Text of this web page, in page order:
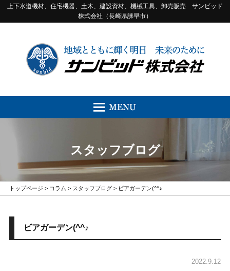
上下水道機材、住宅機器、土木、建設資材、機械工具、卸売販売 サンビッド
株式会社（長崎県諫早市）
スタッフブログ
トップページ > コラム > スタッフブログ> ビアガーデン(^^♪
ビアガーデン(^^♪
2022.9.12